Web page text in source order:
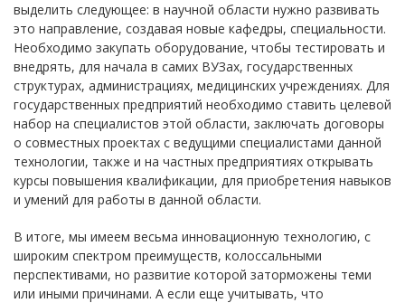
выделить следующее: в научной области нужно развивать
это направление, создавая новые кафедры, специальности.
Необходимо закупать оборудование, чтобы тестировать и
внедрять, для начала в самих ВУЗах, государственных
структурах, администрациях, медицинских учреждениях. Для
государственных предприятий необходимо ставить целевой
набор на специалистов этой области, заключать договоры
о совместных проектах с ведущими специалистами данной
технологии, также и на частных предприятиях открывать
курсы повышения квалификации, для приобретения навыков
и умений для работы в данной области.
В итоге, мы имеем весьма инновационную технологию, с
широким спектром преимуществ, колоссальными
перспективами, но развитие которой заторможены теми
или иными причинами. А если еще учитывать, что